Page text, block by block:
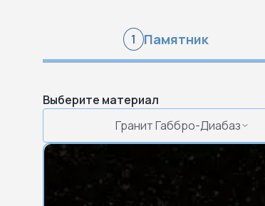
1 Памятник
Выберите материал
Гранит Габбро-Диабаз